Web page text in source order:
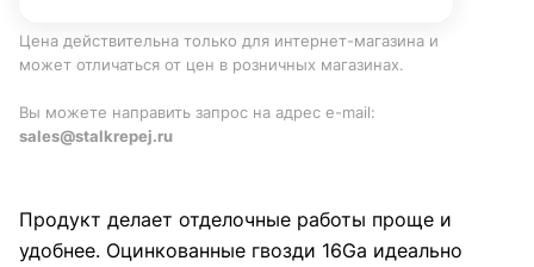
Цена действительна только для интернет-магазина и
может отличаться от цен в розничных магазинах.
Вы можете направить запрос на адрес e-mail:
sales@stalkrepej.ru
Продукт делает отделочные работы проще и
удобнее. Оцинкованные гвозди 16Gа идеально